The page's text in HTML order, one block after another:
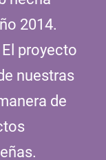
2014.
proyecto
nuestras
de